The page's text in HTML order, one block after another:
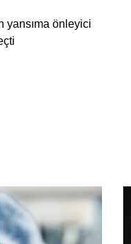
yansıma önleyici